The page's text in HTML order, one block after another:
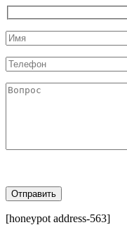
[honeypot address-563]